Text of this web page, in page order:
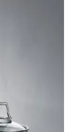
yapışkanlı
ulaşılır konuma
ve yüzey
Estetik
yoğurt
uyumu sağlar,
Şişi